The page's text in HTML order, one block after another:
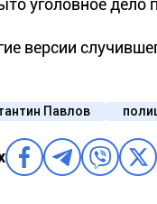
уголовное дело
версии
Павлов